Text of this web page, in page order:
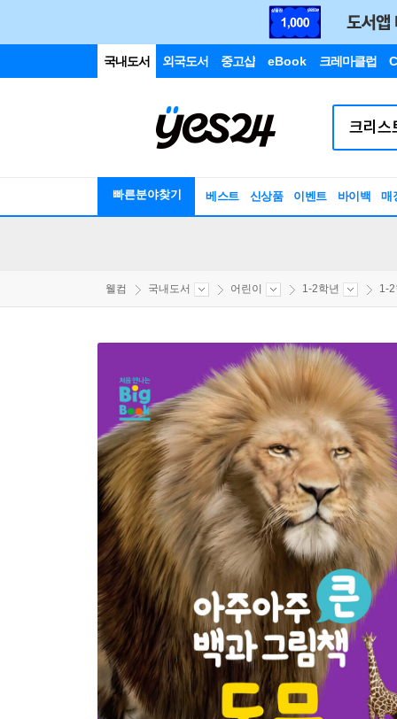
국내도서 외국도서 중고샵 eBook 크레마클럽
빠른분야찾기 베스트 신상품 이벤트 바이백 매
웰컴 국내도서 어린이 1-2학년 1-